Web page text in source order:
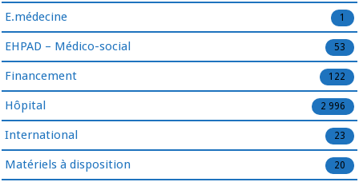
E.médecine 1
EHPAD – Médico-social 53
Financement 122
Hôpital 2 996
International 23
Matériels à disposition 20